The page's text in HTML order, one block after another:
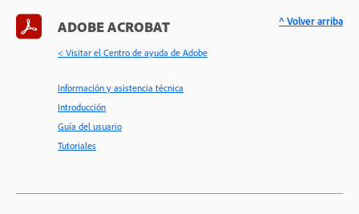
ADOBE ACROBAT
< Visitar el Centro de ayuda de Adobe
Información y asistencia técnica
Introducción
Guía del usuario
Tutoriales
^ Volver arriba